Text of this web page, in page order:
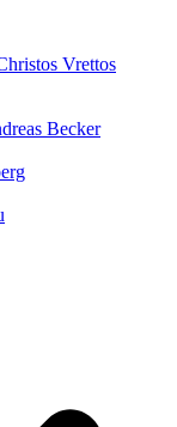
Vrettos
Becker